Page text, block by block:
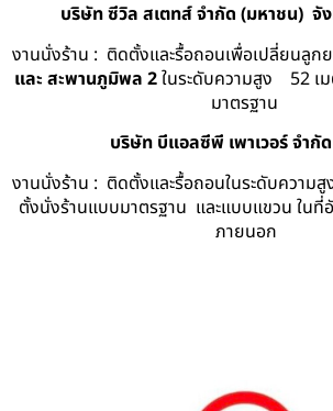
บริษัท ซีวิล สเตทส์ จำกัด (มหาชน) จั
งานนั่งร้าน : ติดตั้งและรื้อถอนเพื่อเปลี่ยนลูกย
และ สะพานภูมิพล 2ในระดับความสูง 52 เ
มาตรฐาน
บริษัท บีแอลซีพี เพาเวอร์ จำกั
งานนั่งร้าน : ติดตั้งและรื้อถอนในระดับความสู
ตั้งนั่งร้านแบบมาตรฐาน และแบบแขวน ในที่
ภายนอก